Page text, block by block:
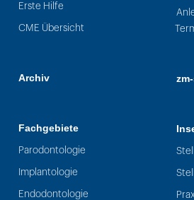
Erste Hilfe
CME Übersicht
Archiv
Fachgebiete
Parodontologie
Implantologie
Endodontologie